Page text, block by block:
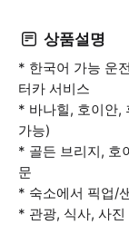
상품설명
* 한국어 가능 운
터카 서비스
* 바나힐, 호이안,
가능)
* 골든 브리지, 호
문
* 숙소에서 픽업/
* 관광, 식사, 사